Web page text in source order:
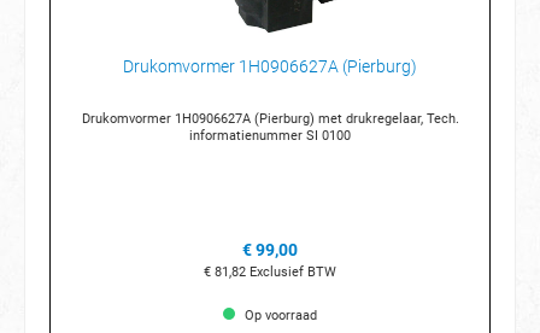
Drukomvormer 1H0906627A (Pierburg)
Drukomvormer 1H0906627A (Pierburg) met drukregelaar, Tech.
informatienummer SI 0100
€ 99,00
€ 81,82 Exclusief BTW
Op voorraad